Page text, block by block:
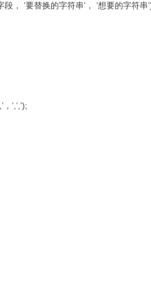
， ’要替换的字符串’， ’想要的字符串
’,’,’);